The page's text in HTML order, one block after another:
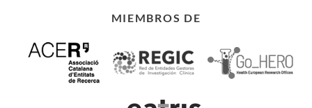
MIEMBROS DE